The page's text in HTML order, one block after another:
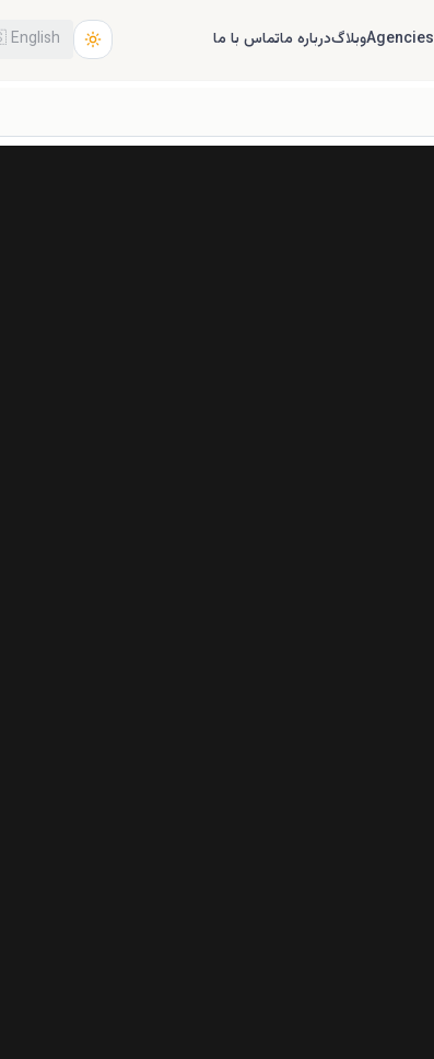
Agenciesوبلاگدرباره ماتماس با ما English